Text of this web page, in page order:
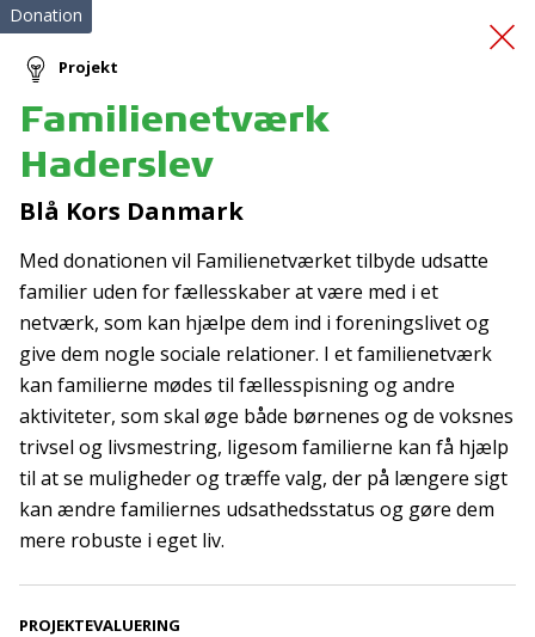
Batteri til duocykel
Donation
Projekt
Familienetværk
Haderslev
Blå Kors Danmark
Med donationen vil Familienetværket tilbyde udsatte
familier uden for fællesskaber at være med i et
netværk, som kan hjælpe dem ind i foreningslivet og
give dem nogle sociale relationer. I et familienetværk
kan familierne mødes til fællesspisning og andre
aktiviteter, som skal øge både børnenes og de voksnes
trivsel og livsmestring, ligesom familierne kan få hjælp
til at se muligheder og træffe valg, der på længere sigt
kan ændre familiernes udsathedsstatus og gøre dem
mere robuste i eget liv.
PROJEKTEVALUERING
Tilmeld nyhedsbrev
De seneste nyheder om TrygFondens og TryghedsGruppens
aktiviteter direkte i din indbakke.
Tilmeld